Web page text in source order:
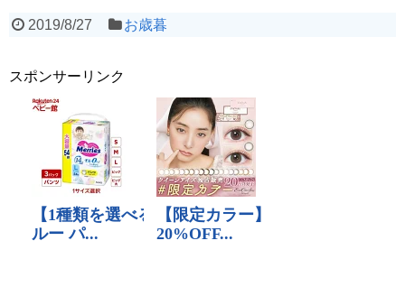
2019/8/27 お歳暮
スポンサーリンク